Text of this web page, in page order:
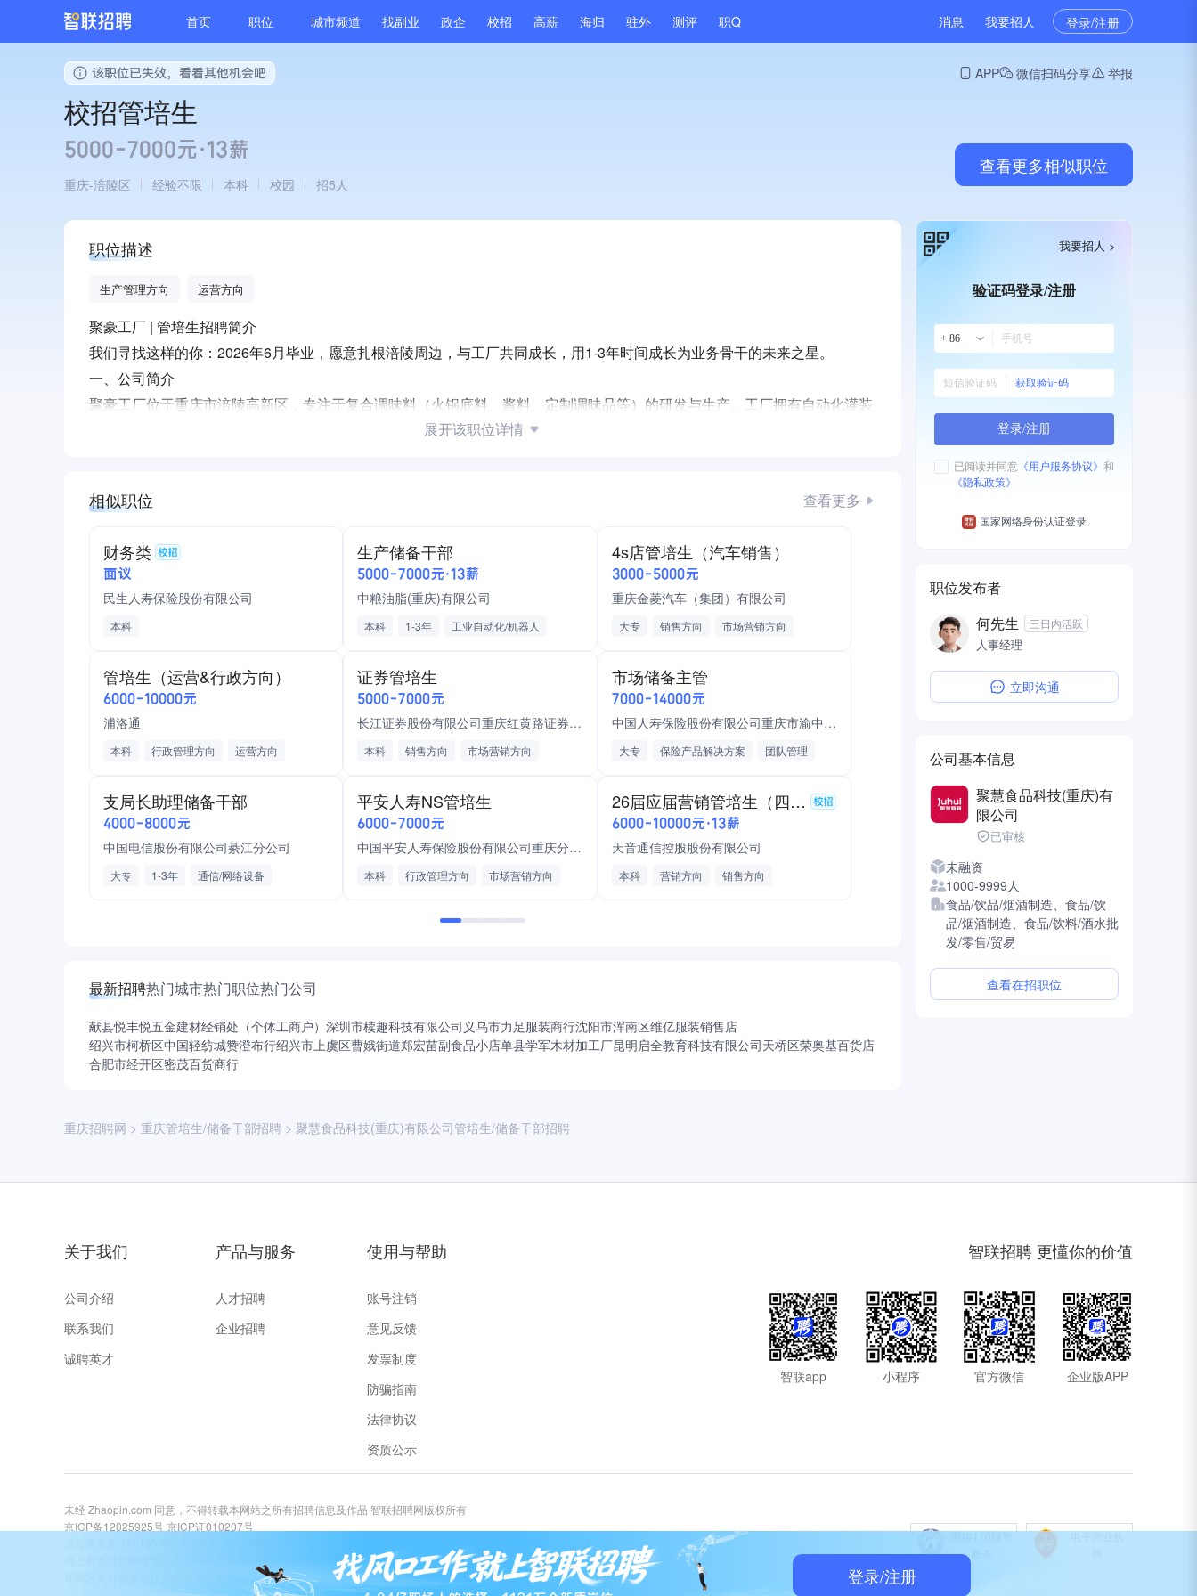
首页 职位 城市频道 找副业 政企 校招 高薪 海归 驻外 测评 职Q 消息 我要招人 登录/注册
APP 微信扫码分享 举报
校招管培生
5000-7000元·13薪
重庆 涪陵区 经验不限 本科 校园 招5人
查看更多相似职位
职位描述
生产管理方向 运营方向
聚豪工厂 | 管培生招聘简介
我们寻找这样的你：2026年6月毕业，愿意扎根涪陵周边，与工厂共同成长，用1-3年时间成长为业务骨干的未来之星。
一、公司简介
聚豪工厂位于重庆市涪陵高新区，专注于复合调味料（火锅底料、酱料、定制调味品等）的研发与生产。工厂拥有自动化灌装
线、中控DCS系统、智能包装设备，是区域内调味品制造标杆企业。我们倡导“长期陪伴、共同成长”的人才理念，为年轻人提
通过 1-3年 的系统培养，将管培生打造为各业务板块（生产、质量、工艺、设备、计划等）的骨干人才。
成长路径：一线实践 + 导师带教 + 阶段性考核 → 定岗定薪 → 进入管理或专业双通道晋升。
三、招聘对象
实习期（毕业后一年内）：根据岗位安排，生产类岗位需跟产线倒班或跟产，辅助职能类正常作息。
转正：实习期满考核通过，定薪定岗，正式进入职业生涯。
食品工程、生物工程（生产工艺和管理方向）
自动化、电气工程（熟悉PLC、DCS优先）
五、培养模式
导师制：每名管培生配备一名主管级及以上导师，每月进行面谈与成长复盘。
定岗方向：生产班长/工艺员/质量工程师/计划员/设备技术员/IE专员等。
六、晋升双通道
管培生定岗后即进入对应通道起点，表现优秀者可跨级晋升。
七、工作地点与时间
地点：重庆市涪陵区聚豪工厂（优先录用涪陵及周边区县学生）。
时间
八、薪酬福利
正式定岗后：
长期陪伴激励：工作满2年且表现优秀者，可申请技能津贴或后备干部培养计划
展开该职位详情
相似职位 查看更多
财务类
面议
民生人寿保险股份有限公司
本科
生产储备干部
5000-7000元·13薪
中粮油脂(重庆)有限公司
本科 1-3年
工业自动化/机器人
4s店管培生（汽车销售）
3000-5000元
重庆金菱汽车（集团）有限公司
大专 销售方向
市场营销方向
管培生（运营&行政方向）
6000-10000元
浦洛通
本科 行政管理方向 运营方向
证券管培生
5000-7000元
长江证券股份有限公司重庆红黄路证券营业部
本科 销售方向
市场营销方向
基金
财务/审计/税务
市场储备主管
7000-14000元
中国人寿保险股份有限公司重庆市渝中区支公司
大专 保险产品解决方案
团队管理
人力资源管理方向
行政管理方向
运营方向
行业不限
支局长助理储备干部
4000-8000元
中国电信股份有限公司綦江分公司
大专 1-3年
通信/网络设备
平安人寿NS管培生
6000-7000元
中国平安人寿保险股份有限公司重庆分公司1
本科 行政管理方向
市场营销方向
金融科技/数字金融
26届应届营销管培生（四川）
6000-10000元·13薪
天音通信控股股份有限公司
本科 营销方向
销售方向
最新招聘热门城市热门职位热门公司
献县悦丰悦五金建材经销处（个体工商户） 深圳市椟趣科技有限公司 义乌市力足服装商行沈阳市浑南区维亿服装销售店
绍兴市柯桥区中国轻纺城赞澄布行绍兴市上虞区曹娥街道郑宏苗副食品小店单县学军木材加工厂昆明启全教育科技有限公司天桥区荣奥基百货店
合肥市经开区密茂百货商行
重庆招聘网 > 重庆管培生/储备干部招聘 > 聚慧食品科技(重庆)有限公司管培生/储备干部招聘
登录/注册
验证码登录/注册
+ 86
获取验证码
登录/注册
已阅读并同意 《用户服务协议》 和
《隐私政策》
国家网络身份认证登录
我要招人 >
职位发布者
何先生
三日内活跃
人事经理
立即沟通
公司基本信息
聚慧食品科技(重庆)有
限公司
已审核
未融资
1000-9999人
食品/饮品/烟酒制造、食品/饮
品/烟酒制造、食品/饮料/酒水批
发/零售/贸易
查看在招职位
关于我们
公司介绍
联系我们
诚聘英才
产品与服务
人才招聘
企业招聘
使用与帮助
账号注销
意见反馈
发票制度
防骗指南
法律协议
资质公示
智联招聘 更懂你的价值
智联app 小程序 官方微信 企业版APP
未经 Zhaopin.com 同意，不得转载本网站之所有招聘信息及作品 智联招聘网版权所有
京ICP备12025925号京ICP证010207号
违法不良信息举报电话:400-885-9898 关爱未成年举报热线:400-885-9898-3
网络110报警
电子营业执